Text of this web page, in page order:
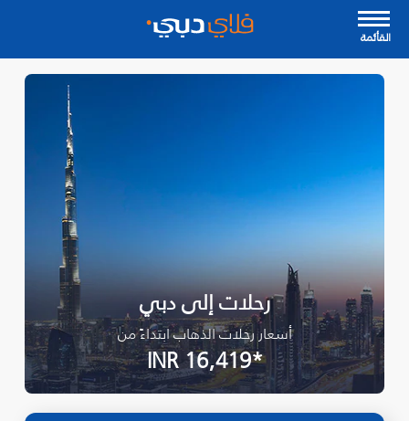
القأئمة
رحلات إلى دبي
أسعار رحلات الذهاب ابتداءً من
*INR 16,419